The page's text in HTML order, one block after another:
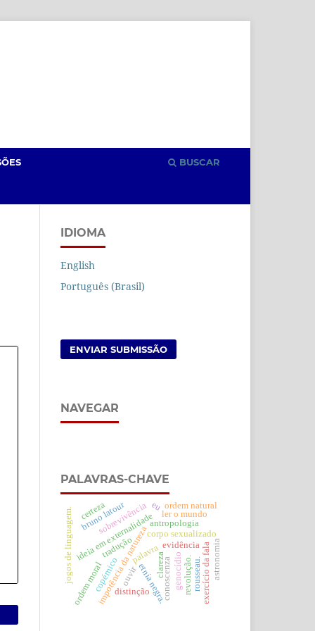
BUSCAR
IDIOMA
English
Português (Brasil)
ENVIAR SUBMISSÃO
NAVEGAR
PALAVRAS-CHAVE
conoscenza
etnia negra.
evidência
impotência da natureza
ideia em externalidadecorpo sexualizado
sobrevivência
genocídio
antropologia
tradução
bruno latour
exercício da fala
distinção
ler o mundo
palavra
revolução. astronomia
copérnico rousseau.
ordem moral
ordem natural
clareza
certeza
jogos de linguagem. ouvir
eu